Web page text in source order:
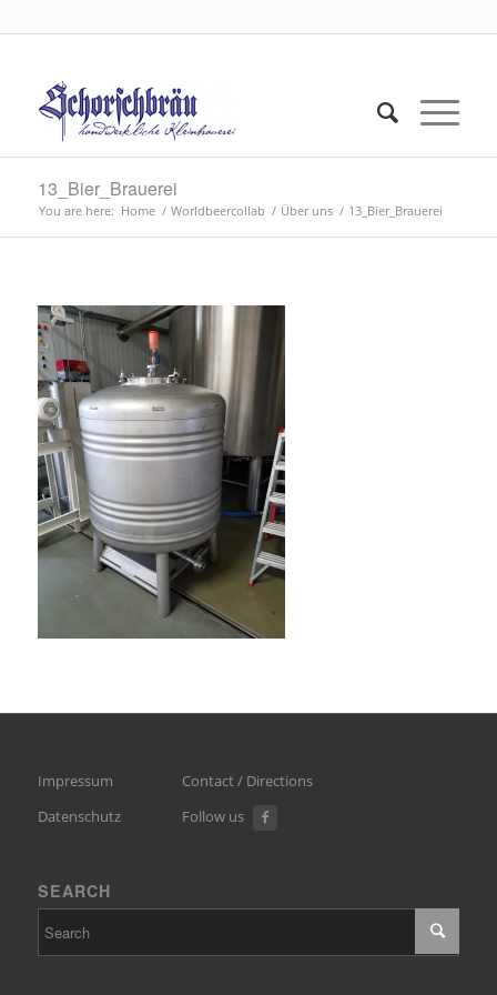
13_Bier_Brauerei
You are here: Home / Worldbeercollab / Über uns / 13_Bier_Brauerei
Impressum
Datenschutz
Contact / Directions
Follow us
SEARCH